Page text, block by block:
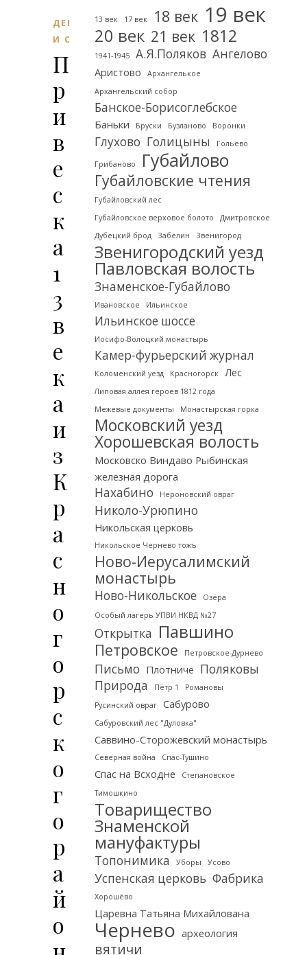
ДЕРЕВНИ
И СЁЛА
П
р
и
в
е
с
к
а
1
3
в
е
к
а
и
з
К
р
а
с
н
о
г
о
р
с
к
о
г
о
р
а
й
о
13 век 17 век 18 век 19 век
20 век 21 век 1812
1941-1945 А.Я.Поляков Ангелово
Аристово
Архангелькое
Архангельский собор
Банское-Борисоглебское
Баньки Бруски Бузланово Воронки
Глухово Голицыны Гольёво
Грибаново Губайлово
Губайловские чтения
Губайловский лес
Губайловское верховое болото
Дмитровское
Дубецкий брод
Забелин Звенигород
Звенигородский уезд
Павловская волость
Знаменское-Губайлово
Ивановское Ильинское
Ильинское шоссе
Иосифо-Волоцкий монастырь
Камер-фурьерский журнал
Коломенский уезд Красногорск Лес
Липовая аллея героев 1812 года
Межевые документы
Монастырская горка
Московский уезд
Хорошевская волость
Московско Виндаво Рыбинская
железная дорога
Нахабино Нероновский овраг
Николо-Урюпино
Никольская церковь
Никольское Чернево тожъ
Ново-Иерусалимский
монастырь
Ново-Никольское
Озёра
Особый лагерь УПВИ НКВД №27
Открытка Павшино
Петровское Петровское-Дурнево
Письмо Плотниче Поляковы
Природа
Пётр 1
Романовы
Русинский овраг
Сабурово
Сабуровский лес "Дуловка"
Саввино-Сторожевский монастырь
Северная война Спас-Тушино
Спас на Всходне
Степановское
Тимошкино
Товарищество
Знаменской
мануфактуры
Топонимика Уборы Усово
Успенская церковь Фабрика
Хорошёво
Царевна Татьяна Михайлована
Чернево археология
вятичи